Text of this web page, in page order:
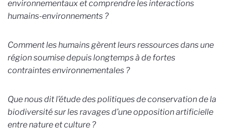
environnementaux et comprendre les interactions
humains-environnements ?
Comment les humains gèrent leurs ressources dans une
région soumise depuis longtemps à de fortes
contraintes environnementales ?
Que nous dit l’étude des politiques de conservation de la
biodiversité sur les ravages d’une opposition artificielle
entre nature et culture ?